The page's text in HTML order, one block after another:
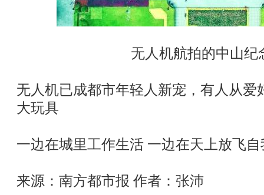
无人机航拍的中山纪
无人机已成都市年轻人新宠，有人从爱
大玩具
一边在城里工作生活 一边在天上放飞自
来源：南方都市报 作者：张沛